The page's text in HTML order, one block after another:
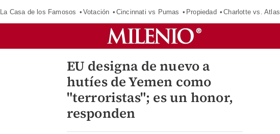
La Casa de los Famosos Votación Cincinnati vs Pumas Propiedad Charlotte vs. Atlas
EU designa de nuevo a
hutíes de Yemen como
"terroristas"; es un honor,
responden